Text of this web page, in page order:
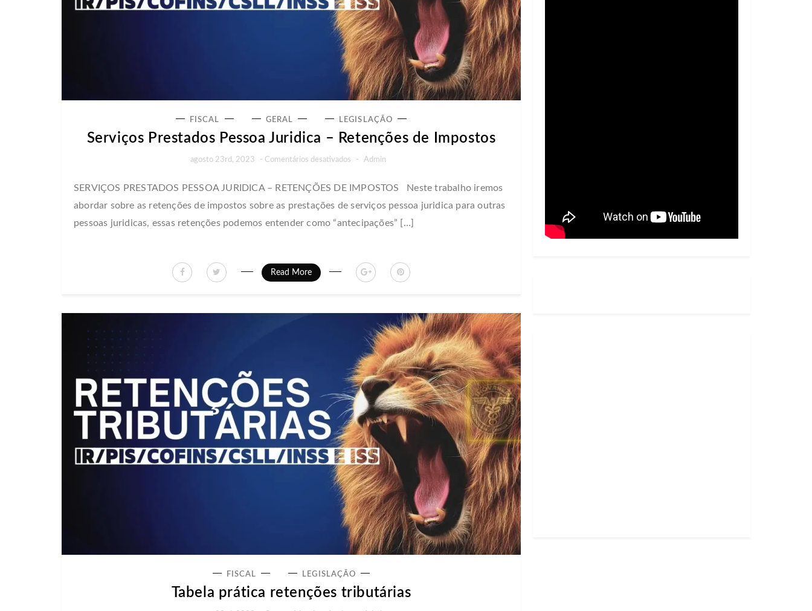
FISCAL GERAL LEGISLAÇÃO
Serviços Prestados Pessoa Juridica – Retenções de Impostos
agosto 23rd, 2023 - Comentários desativados em
Prestados
Pessoa
Juridica
de
Impostos
- Admin
SERVIÇOS PRESTADOS PESSOA JURIDICA – RETENÇÕES DE IMPOSTOS Neste trabalho iremos
abordar sobre as retenções de impostos sobre as prestações de serviços pessoa juridica para outras
pessoas juridicas, essas retenções podemos entender como “antecipações” […]
Read More
FISCAL LEGISLAÇÃO
Tabela prática retenções tributárias